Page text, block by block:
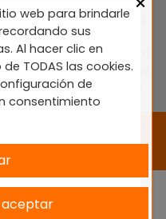
The Ninth Age, World
Miniatures NZ Ltd, DC
Productos y Diseños
Wizkids, NECA LLC, Edge
Fantasy Flight Games
Ltd.
por tu equipo Imedia
🚀
web para brindarle
sus
Al hacer clic en
TODAS las cookies.
de
consentimiento
aceptar